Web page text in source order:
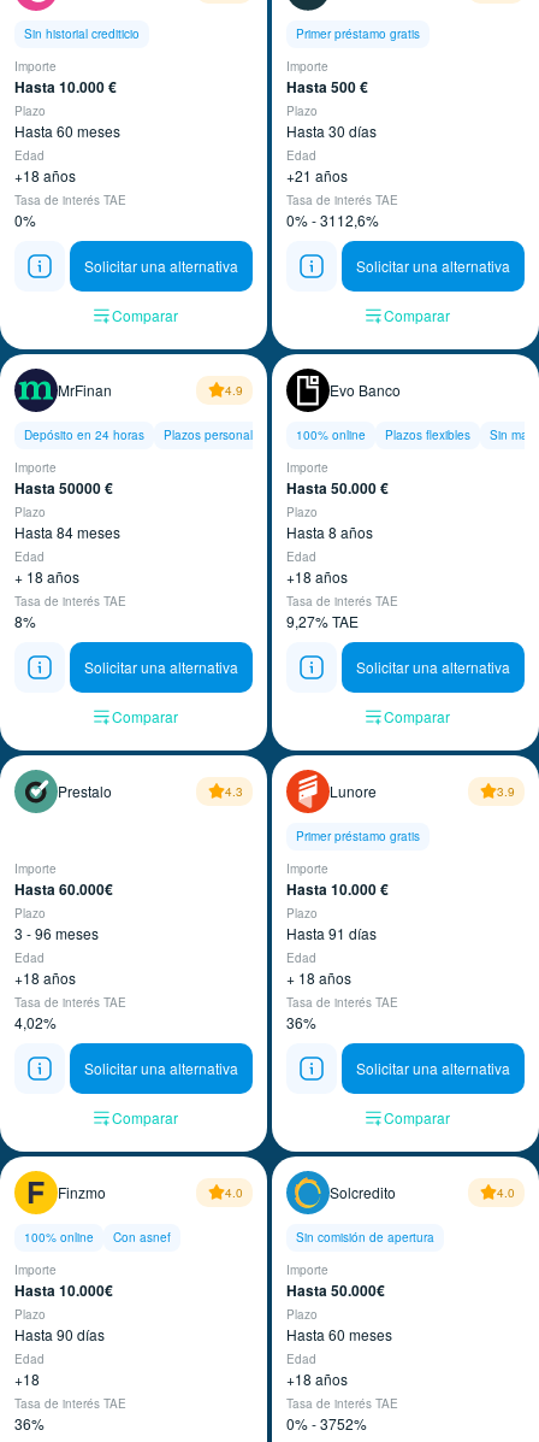
Sin historial crediticio
Importe
Hasta 10.000 €
Plazo
Hasta 60 meses
Edad
+18 años
Tasa de interés TAE
0%
Solicitar una alternativa
Comparar
Primer préstamo gratis
Importe
Hasta 500 €
Plazo
Hasta 30 días
Edad
+21 años
Tasa de interés TAE
0% - 3112,6%
Solicitar una alternativa
Comparar
MrFinan 4.9
Depósito en 24 horas
Plazos personalizados
Importe
Hasta 50000 €
Plazo
Hasta 84 meses
Edad
+ 18 años
Tasa de interés TAE
8%
Solicitar una alternativa
Comparar
Evo Banco
100% online Plazos flexibles
Sin
Importe
Hasta 50.000 €
Plazo
Hasta 8 años
Edad
+18 años
Tasa de interés TAE
9,27% TAE
Solicitar una alternativa
Comparar
Prestalo 4.3
Importe
Hasta 60.000€
Plazo
3 - 96 meses
Edad
+18 años
Tasa de interés TAE
4,02%
Solicitar una alternativa
Comparar
Lunore 3.9
Primer préstamo gratis
Importe
Hasta 10.000 €
Plazo
Hasta 91 días
Edad
+ 18 años
Tasa de interés TAE
36%
Solicitar una alternativa
Comparar
Finzmo 4.0
100% online
Con asnef
Importe
Hasta 10.000€
Plazo
Hasta 90 días
Edad
+18
Tasa de interés TAE
36%
Solcredito 4.0
Sin comisión de apertura
Importe
Hasta 50.000€
Plazo
Hasta 60 meses
Edad
+18 años
Tasa de interés TAE
0% - 3752%